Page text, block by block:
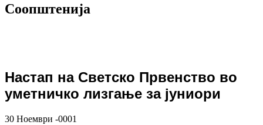
Соопштенија
Настап на Светско Првенство во
уметничко лизгање за јуниори
30 Ноември -0001